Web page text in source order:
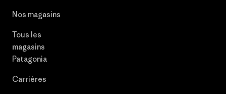
Nos magasins
Tous les
magasins
Patagonia
Carrières